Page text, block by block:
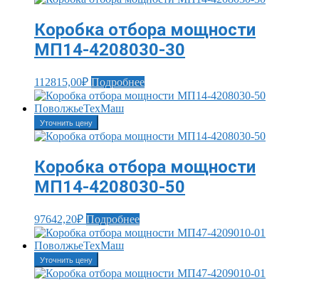
Коробка отбора мощности
МП14-4208030-30
112815,00₽ Подробнее
Уточнить цену
Коробка отбора мощности
МП14-4208030-50
97642,20₽ Подробнее
Уточнить цену